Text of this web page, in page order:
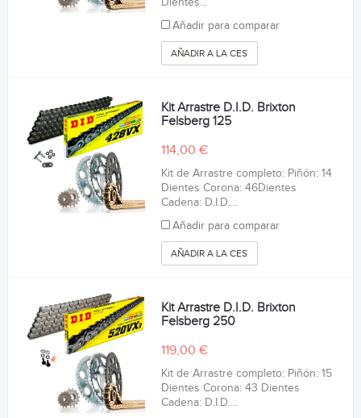
Añadir para comparar
AÑADIR A LA CESTA
Kit Arrastre D.I.D. Brixton
Felsberg 125
114,00 €
Kit de Arrastre completo: Piñón: 14
Dientes Corona: 46Dientes
Cadena: D.I.D....
Añadir para comparar
AÑADIR A LA CESTA
Kit Arrastre D.I.D. Brixton
Felsberg 250
119,00 €
Kit de Arrastre completo: Piñón: 15
Dientes Corona: 43 Dientes
Cadena: D.I.D....